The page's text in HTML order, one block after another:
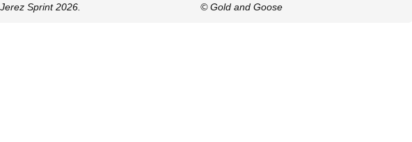
Sprint 2026. © Gold and Goose